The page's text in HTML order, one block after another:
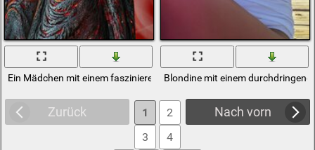
Ein Mädchen mit einem faszinierenden Blick mit einem Schädel in der
Blondine mit einem
Zurück Nach vorn
1
2
3
4